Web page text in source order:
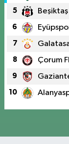
5 Beşiktaş
6
7
8 Çorum
9
10